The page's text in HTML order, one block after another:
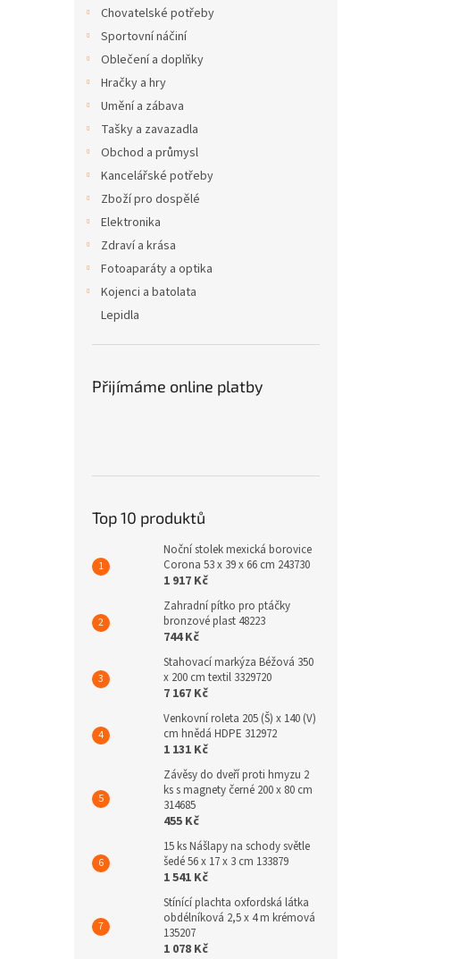
Chovatelské potřeby
Sportovní náčiní
Oblečení a doplňky
Hračky a hry
Umění a zábava
Tašky a zavazadla
Obchod a průmysl
Kancelářské potřeby
Zboží pro dospělé
Elektronika
Zdraví a krása
Fotoaparáty a optika
Kojenci a batolata
Lepidla
Přijímáme online platby
Top 10 produktů
Noční stolek mexická borovice
Corona 53 x 39 x 66 cm 243730
1 917 Kč
Zahradní pítko pro ptáčky
bronzové plast 48223
744 Kč
Stahovací markýza Béžová 350
x 200 cm textil 3329720
7 167 Kč
Venkovní roleta 205 (Š) x 140 (V)
cm hnědá HDPE 312972
1 131 Kč
Závěsy do dveří proti hmyzu 2
ks s magnety černé 200 x 80 cm
314685
455 Kč
15 ks Nášlapy na schody světle
šedé 56 x 17 x 3 cm 133879
1 541 Kč
Stínící plachta oxfordská látka
obdélníková 2,5 x 4 m krémová
135207
1 078 Kč